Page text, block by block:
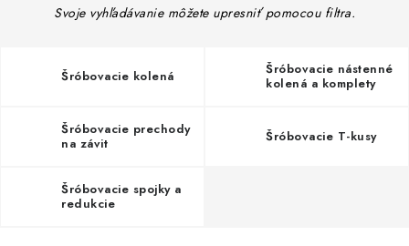
Doprava a Platba
Svoje vyhľadávanie môžete upresniť pomocou filtra.
Šróbovacie kolená
Šróbovacie nástenné
kolená a komplety
Šróbovacie prechody
na závit
Šróbovacie T-kusy
Šróbovacie spojky a
redukcie